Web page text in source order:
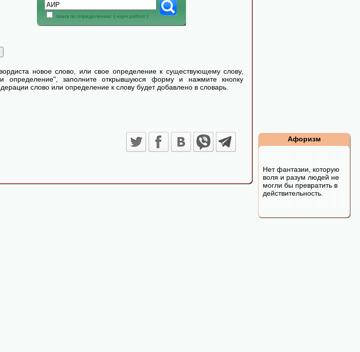
поиск по определению: ( науч работ )
новое слово, или свое определение к существующему слову,
определение", заполните открывшуюся форму и нажмите кнопку
слово или определение к слову будет добавлено в словарь.
Афоризм
Нет фантазии, которую
воля и разум людей не
могли бы превратить в
действительность.